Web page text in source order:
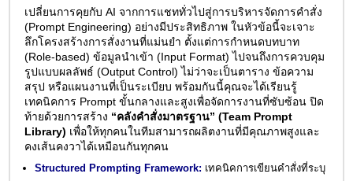
เปลี่ยนการคุยกับ AI จากการแชททั่วไปสู่การบริหารจัดการคำสั่ง
(Prompt Engineering) อย่างมีประสิทธิภาพ ในหัวข้อนี้จะเจาะ
ลึกโครงสร้างการสั่งงานที่แม่นยำ ตั้งแต่การกำหนดบทบาท
(Role-based) ข้อมูลนำเข้า (Input Format) ไปจนถึงการควบคุม
รูปแบบผลลัพธ์ (Output Control) ไม่ว่าจะเป็นตาราง ข้อความ
สรุป หรือแผนงานที่เป็นระเบียบ พร้อมกันนี้คุณจะได้เรียนรู้
เทคนิคการ Prompt ขั้นกลางและสูงเพื่อจัดการงานที่ซับซ้อน ปิด
ท้ายด้วยการสร้าง “คลังคำสั่งมาตรฐาน” (Team Prompt
Library) เพื่อให้ทุกคนในทีมสามารถผลิตงานที่มีคุณภาพสูงและ
คงเส้นคงวาได้เหมือนกันทุกคน
Structured Prompting Framework: เทคนิคการเขียนคำสั่งที่ระบุ